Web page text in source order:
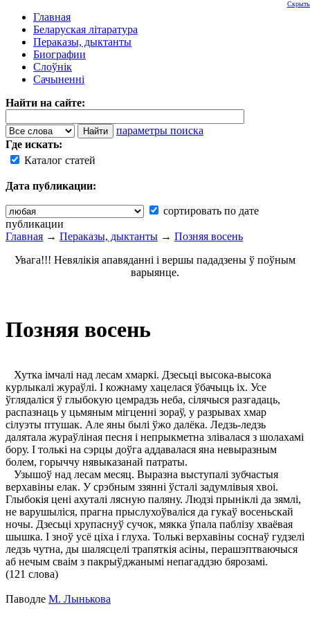
Главная
Беларуская літаратура
Пераказы, дыктанты
Биографии
Слоўнік
Сачыненні
Найти на сайте:
параметры поиска
Где искать:
Каталог статей
Дата публикации:
сортировать по дате
публикации
Скрыть
Главная → Пераказы, дыктанты → Позняя восень
Увага!!! Невялікія апавяданні і вершы пададзены ў поўным
варыянце.
Позняя восень
Хутка імчалі над лесам хмаркі. Дзесьці высока-высока
курлыкалі жураўлі. І кожнаму хацелася ўбачыць іх. Усе
ўглядаліся ў глыбокую цемрадзь неба, сілячыся разгадаць,
распазнаць у цьмяным мігценні зораў, у разрывах хмар
сілуэты птушак. Але яны былі ўжо далёка. Ледзь-ледзь
далятала жураўліная песня і непрыкметна злівалася з шолахамі
бору. І толькі на сэрцы доўга аддавалася яна невыразным
болем, горыччу нявыказанай патраты.
Узышоў над лесам месяц. Выразна выступалі зубчастыя
верхавіны елак. У срэбным ззянні ўсталі задумлівыя хвоі.
Глыбокія цені ахуталі лясную паляну. Людзі прыніклі да зямлі,
не варушыліся, прагна прыслухоўваліся да гукаў восеньскай
ночы. Дзесьці хрупаснуў сучок, мякка ўпала паблізу хваёвая
шышка. І зноў усё ціха і глуха. Толькі верхавіны соснаў гудзелі
ледзь чутна, ды шалясцелі трапяткія асіны, перашэптваючыся
аб нечым сваім з пакрыўджанымі непагаддзю бярозамі.
(121 слова)
Паводле М. Лынькова